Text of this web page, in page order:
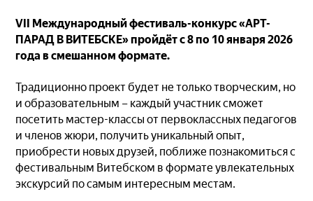
VII Международный фестиваль-конкурс «АРТ-
ПАРАД В ВИТЕБСКЕ» пройдёт с 8 по 10 января 2026
года в смешанном формате.
Традиционно проект будет не только творческим, но
и образовательным – каждый участник сможет
посетить мастер-классы от первоклассных педагогов
и членов жюри, получить уникальный опыт,
приобрести новых друзей, поближе познакомиться с
фестивальным Витебском в формате увлекательных
экскурсий по самым интересным местам.